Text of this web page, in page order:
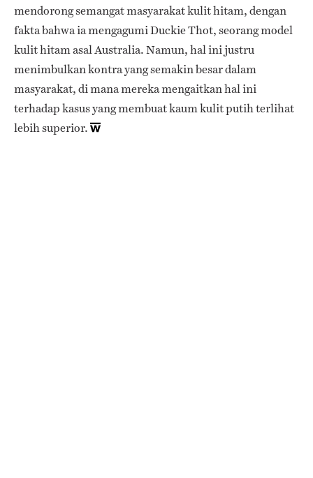
mendorong semangat masyarakat kulit hitam, dengan
fakta bahwa ia mengagumi Duckie Thot, seorang model
kulit hitam asal Australia. Namun, hal ini justru
menimbulkan kontra yang semakin besar dalam
masyarakat, di mana mereka mengaitkan hal ini
terhadap kasus yang membuat kaum kulit putih terlihat
lebih superior.